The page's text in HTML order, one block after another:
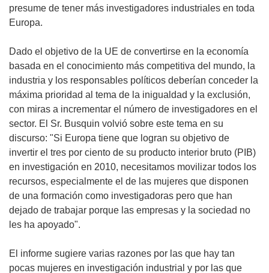
presume de tener más investigadores industriales en toda
Europa.
Dado el objetivo de la UE de convertirse en la economía
basada en el conocimiento más competitiva del mundo, la
industria y los responsables políticos deberían conceder la
máxima prioridad al tema de la inigualdad y la exclusión,
con miras a incrementar el número de investigadores en el
sector. El Sr. Busquin volvió sobre este tema en su
discurso: "Si Europa tiene que logran su objetivo de
invertir el tres por ciento de su producto interior bruto (PIB)
en investigación en 2010, necesitamos movilizar todos los
recursos, especialmente el de las mujeres que disponen
de una formación como investigadoras pero que han
dejado de trabajar porque las empresas y la sociedad no
les ha apoyado".
El informe sugiere varias razones por las que hay tan
pocas mujeres en investigación industrial y por las que